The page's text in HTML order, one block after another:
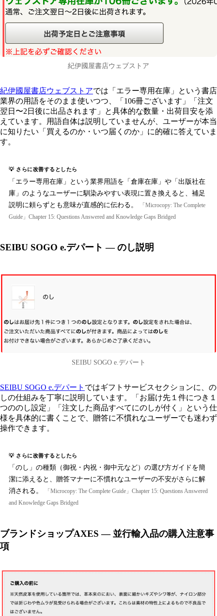
紀伊國屋書店ウェブストア
紀伊國屋書店ウェブストアでは「エラー専用在庫」という書店
業界の用語をそのまま使いつつ、「106冊ございます」「注文
翌日〜2日後に出品されます」と具体的な数量・出荷目安を添
えています。用語自体は説明していませんが、ユーザーが本当
に知りたい「買えるのか・いつ届くのか」に的確に答えていま
す。
💡 さらに改善するとしたら
「エラー専用在庫」という業界用語を「倉庫在庫」や「出版社在
庫」のようなユーザーに馴染みやすい表現に置き換えると、補足
説明に頼らずとも意味が直感的に伝わる。
「Microcopy: The Complete
Guide」Chapter 15: Questions Answered and Knowledge Gaps Bridged
SEIBU SOGO e.デパート — のし説明
SEIBU SOGO e.デパート
SEIBU SOGO e.デパート ではギフトサービスセクションに、の
しの仕組みを丁寧に説明しています。「お届け先１件につき１
つののし設定」「注文した商品すべてにのしが付く」という仕
様を具体的に書くことで、贈答に不慣れなユーザーでも迷わず
操作できます。
💡 さらに改善するとしたら
「のし」の種類（御祝・内祝・御中元など）の選び方ガイドを簡
潔に添えると、贈答マナーに不慣れなユーザーの不安がさらに解
消される。
「Microcopy: The Complete Guide」Chapter 15: Questions Answered
and Knowledge Gaps Bridged
ブランドショップAXES — 並行輸入品の購入注意事
項